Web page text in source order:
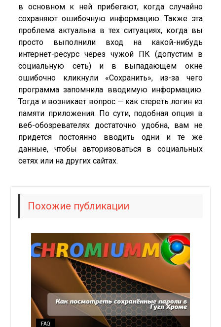
в основном к ней прибегают, когда случайно
сохраняют ошибочную информацию. Также эта
проблема актуальна в тех ситуациях, когда вы
просто выполнили вход на какой-нибудь
интернет-ресурс через чужой ПК (допустим в
социальную сеть) и в выпадающем окне
ошибочно кликнули «Сохранить», из-за чего
программа запомнила вводимую информацию.
Тогда и возникает вопрос — как стереть логин из
памяти приложения. По сути, подобная опция в
веб-обозревателях достаточно удобна, вам не
придется постоянно вводить одни и те же
данные, чтобы авторизоваться в социальных
сетях или на других сайтах.
Похожие публикации
FAQ